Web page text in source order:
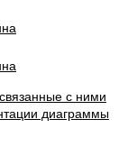
с ними
диаграммы